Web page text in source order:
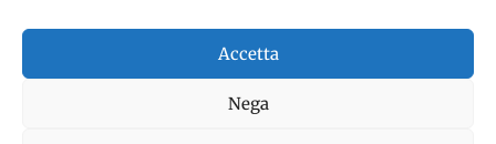
Accetta
Nega
© Copyright 2012 -2026 | SPETTACOLI EVENTI - CIVITANOVA
MARCHE (MC) - Partita iva: 01907890436 | ALL RIGHTS
RESERVED | Made with ❤️ by